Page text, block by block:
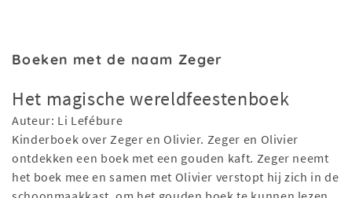
Boeken met de naam Zeger
Het magische wereldfeestenboek
Auteur: Li Lefébure
Kinderboek over Zeger en Olivier. Zeger en Olivier
ontdekken een boek met een gouden kaft. Zeger neemt
het boek mee en samen met Olivier verstopt hij zich in de